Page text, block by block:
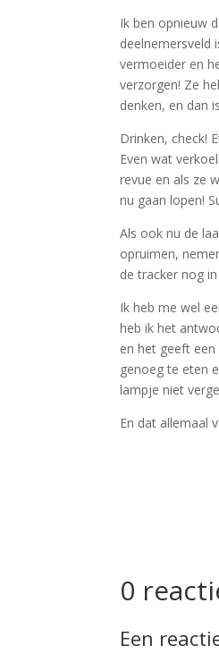
Ik ben opnieuw
deelnemersveld
vermoeider en
verzorgen! Ze
denken, en dan
Drinken, check!
Even wat
revue en als ze
nu gaan lopen!
Als ook nu de
opruimen,
de tracker nog
Ik heb me wel
heb ik het
en het geeft
genoeg te eten
lampje niet
En dat allemaal
0
Een